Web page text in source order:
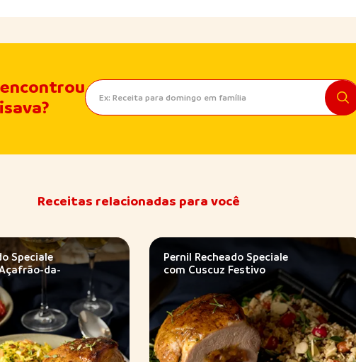
Receitas relacionadas para você
Speciale
da-
Pernil Recheado Speciale
com Cuscuz Festivo